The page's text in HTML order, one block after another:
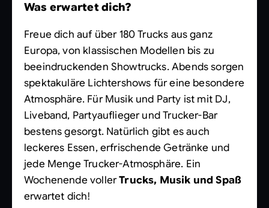
Was erwartet dich?
Freue dich auf über 180 Trucks aus ganz
Europa, von klassischen Modellen bis zu
beeindruckenden Showtrucks. Abends sorgen
spektakuläre Lichtershows für eine besondere
Atmosphäre. Für Musik und Party ist mit DJ,
Liveband, Partyauflieger und Trucker-Bar
bestens gesorgt. Natürlich gibt es auch
leckeres Essen, erfrischende Getränke und
jede Menge Trucker-Atmosphäre. Ein
Wochenende vollerTrucks, Musik und Spaß
erwartet dich!